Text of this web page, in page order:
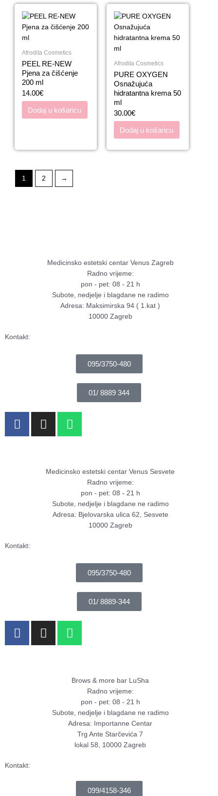
Afrodita Cosmetics
PEEL RE-NEW
Pjena za čišćenje
200 ml
14.00€
Dodaj u košaricu
Afrodita Cosmetics
PURE OXYGEN
Osnažujuća
hidratantna krema 50
ml
30.00€
Dodaj u košaricu
1 2 →
Medicinsko estetski centar Venus Zagreb
Radno vrijeme:
pon - pet: 08 - 21 h
Subote, nedjelje i blagdane ne radimo
Adresa: Maksimirska 94 ( 1.kat )
10000 Zagreb
Kontakt:
095/3750-480
01/ 8889 344
F
a
I
n
a
g
m
W
h
s
a
p
Medicinsko estetski centar Venus Sesvete
Radno vrijeme:
pon - pet: 08 - 21 h
Subote, nedjelje i blagdane ne radimo
Adresa: Bjelovarska ulica 62, Sesvete
10000 Zagreb
Kontakt:
095/3750-480
01/ 8889-344
F
a
I
n
W
h
s
a
p
Brows & more bar LuSha
Radno vrijeme:
pon - pet: 08 - 21 h
Subote, nedjelje i blagdane ne radimo
Adresa: Importanne Centar
Trg Ante Starčevića 7
lokal 58, 10000 Zagreb
Kontakt:
099/4158-346